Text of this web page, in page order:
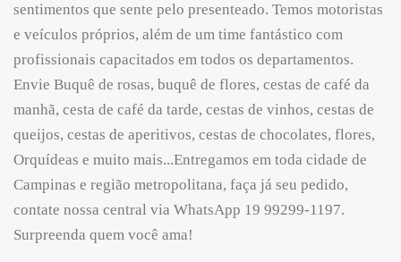
sentimentos que sente pelo presenteado. Temos motoristas
e veículos próprios, além de um time fantástico com
profissionais capacitados em todos os departamentos.
Envie Buquê de rosas, buquê de flores, cestas de café da
manhã, cesta de café da tarde, cestas de vinhos, cestas de
queijos, cestas de aperitivos, cestas de chocolates, flores,
Orquídeas e muito mais...Entregamos em toda cidade de
Campinas e região metropolitana, faça já seu pedido,
contate nossa central via WhatsApp 19 99299-1197.
Surpreenda quem você ama!